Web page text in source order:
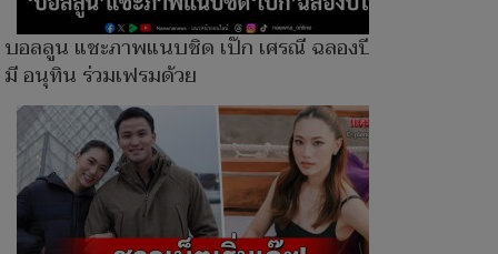
บอลลูน แชะภาพแนบชิด เป๊ก เศรณี ฉลองปีใหม่
มี อนุทิน ร่วมเฟรมด้วย